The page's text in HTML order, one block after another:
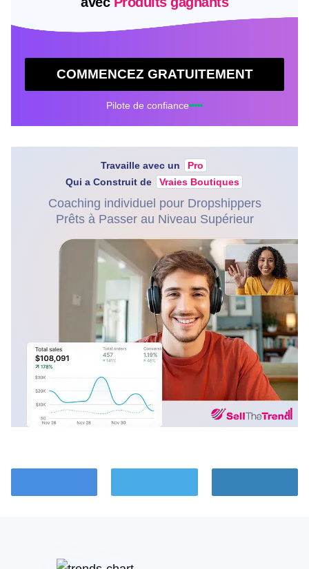
COMMENCEZ GRATUITEMENT
Pilote de confiance
Travaille avec un
Pro
Qui a Construit de
Vraies Boutiques
Coaching individuel pour Dropshippers
Prêts à Passer au Niveau Supérieur